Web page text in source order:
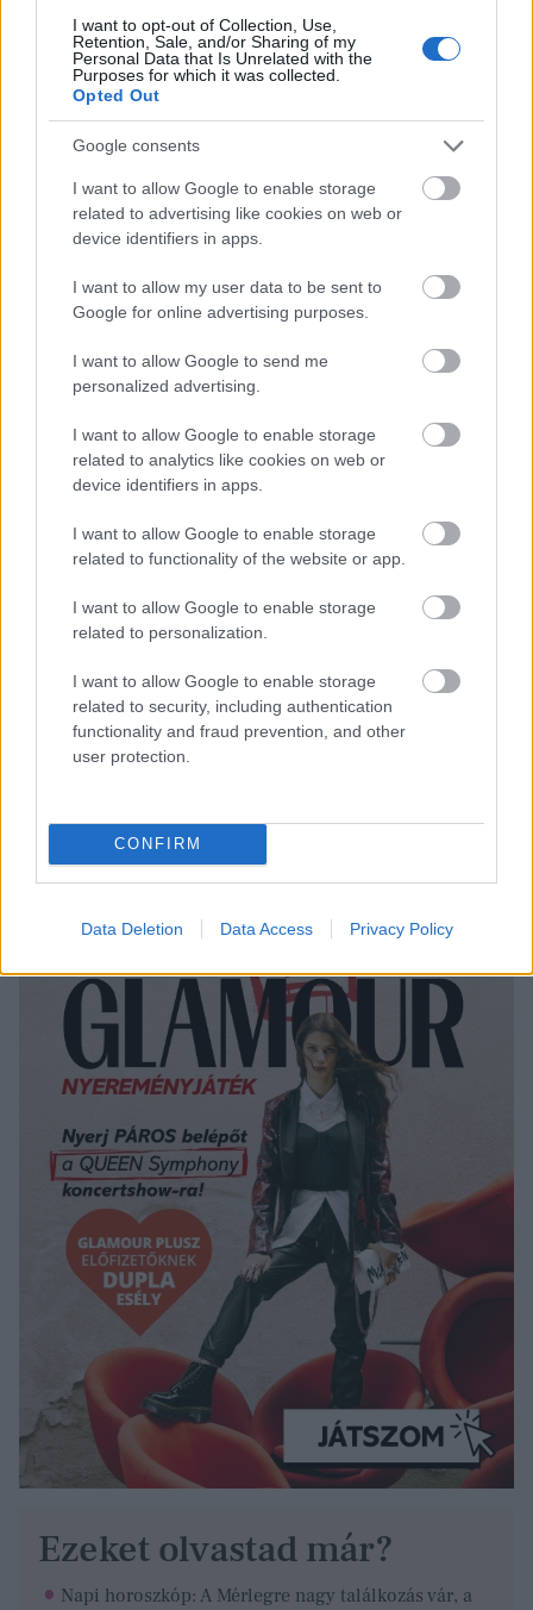
I want to opt-out of Collection, Use,
Retention, Sale, and/or Sharing of my
Personal Data that Is Unrelated with the
Purposes for which it was collected.
Opted Out
Google consents
I want to allow Google to enable storage
related to advertising like cookies on web or
device identifiers in apps.
I want to allow my user data to be sent to
Google for online advertising purposes.
I want to allow Google to send me
personalized advertising.
I want to allow Google to enable storage
related to analytics like cookies on web or
device identifiers in apps.
I want to allow Google to enable storage
related to functionality of the website or app.
I want to allow Google to enable storage
related to personalization.
I want to allow Google to enable storage
related to security, including authentication
functionality and fraud prevention, and other
user protection.
CONFIRM
Data Deletion Data Access Privacy Policy
viccesen.
Majd azt is elmondta, hogy férje, Pauli Zoltán azért
nem kísérte el őt a díjátadóra, mert húsvét
közeledtével párjának már nagyon sok dolga akad
Palkonyhán, ahol a családi vállalkozásuk is van.
Király Linda: „Már nem az az érték,
hogy valaki vékony és szép”
„Mindig kitalál valamit, ezért is szeretem annyira a
férjemet, mert állandóan jár valami újdonság a
fejében. Természetesen megkérdeztem, szeretne-e
velem eljönni, de azt felelte, hogy legyen ez egy csajos
átvehette a GLAMOUR Women of the Year díjat Az
év énekesnője kategóriában.
Ezeket olvastad már?
Napi horoszkóp: A Mérlegre nagy találkozás vár, a